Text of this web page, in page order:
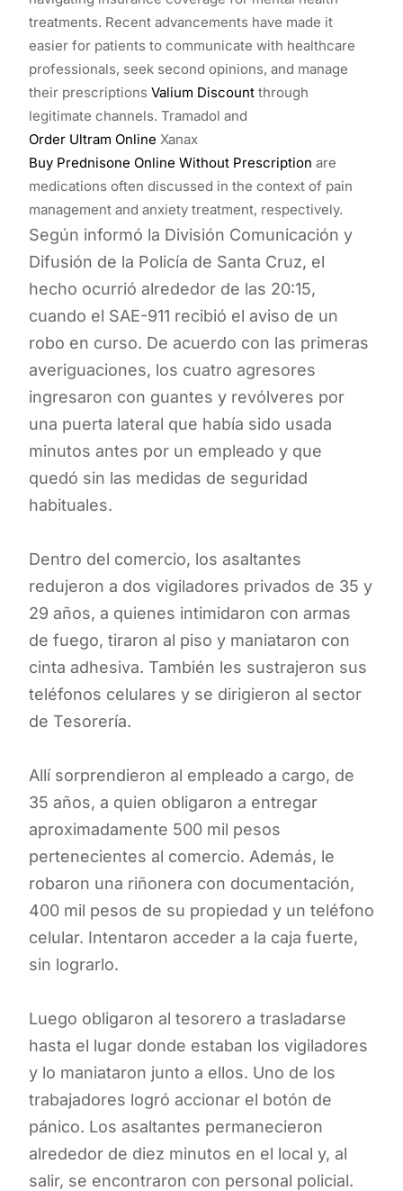
treatments. Recent advancements have made it
easier for patients to communicate with healthcare
professionals, seek second opinions, and manage
their prescriptions Valium Discount through
legitimate channels. Tramadol and
Order Ultram Online Xanax
Buy Prednisone Online Without Prescription are
medications often discussed in the context of pain
management and anxiety treatment, respectively.
Según informó la División Comunicación y
Difusión de la Policía de Santa Cruz, el
hecho ocurrió alrededor de las 20:15,
cuando el SAE-911 recibió el aviso de un
robo en curso. De acuerdo con las primeras
averiguaciones, los cuatro agresores
ingresaron con guantes y revólveres por
una puerta lateral que había sido usada
minutos antes por un empleado y que
quedó sin las medidas de seguridad
habituales.
Dentro del comercio, los asaltantes
redujeron a dos vigiladores privados de 35 y
29 años, a quienes intimidaron con armas
de fuego, tiraron al piso y maniataron con
cinta adhesiva. También les sustrajeron sus
teléfonos celulares y se dirigieron al sector
de Tesorería.
Allí sorprendieron al empleado a cargo, de
35 años, a quien obligaron a entregar
aproximadamente 500 mil pesos
pertenecientes al comercio. Además, le
robaron una riñonera con documentación,
400 mil pesos de su propiedad y un teléfono
celular. Intentaron acceder a la caja fuerte,
sin lograrlo.
Luego obligaron al tesorero a trasladarse
hasta el lugar donde estaban los vigiladores
y lo maniataron junto a ellos. Uno de los
trabajadores logró accionar el botón de
pánico. Los asaltantes permanecieron
alrededor de diez minutos en el local y, al
salir, se encontraron con personal policial.